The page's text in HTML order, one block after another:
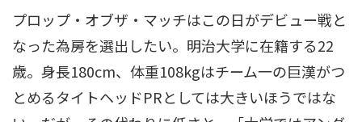
プロップ・オブザ・マッチはこの日がデビュー戦と
なった為房を選出したい。明治大学に在籍する22
歳。身長180cm、体重108kgはチーム一の巨漢がつ
とめるタイトヘッドPRとしては大きいほうではな